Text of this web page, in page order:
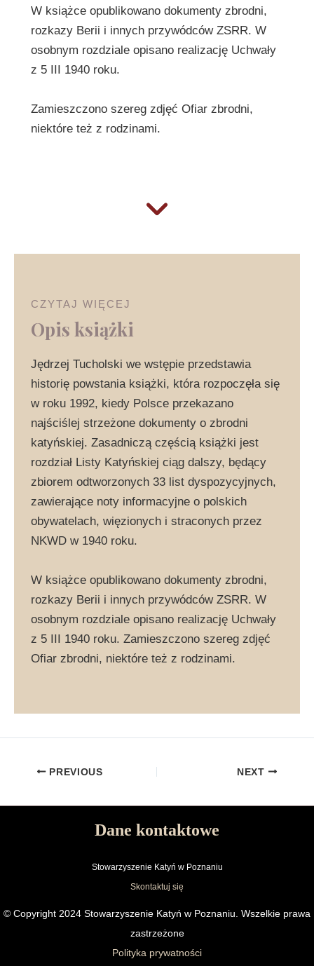
W książce opublikowano dokumenty zbrodni,
rozkazy Berii i innych przywódców ZSRR. W
osobnym rozdziale opisano realizację Uchwały
z 5 III 1940 roku.
Zamieszczono szereg zdjęć Ofiar zbrodni,
niektóre też z rodzinami.
CZYTAJ WIĘCEJ
Opis książki
Jędrzej Tucholski we wstępie przedstawia
historię powstania książki, która rozpoczęła się
w roku 1992, kiedy Polsce przekazano
najściślej strzeżone dokumenty o zbrodni
katyńskiej. Zasadniczą częścią książki jest
rozdział Listy Katyńskiej ciąg dalszy, będący
zbiorem odtworzonych 33 list dyspozycyjnych,
zawierające noty informacyjne o polskich
obywatelach, więzionych i straconych przez
NKWD w 1940 roku.
W książce opublikowano dokumenty zbrodni,
rozkazy Berii i innych przywódców ZSRR. W
osobnym rozdziale opisano realizację Uchwały
z 5 III 1940 roku. Zamieszczono szereg zdjęć
Ofiar zbrodni, niektóre też z rodzinami.
PREVIOUS NEXT
Dane kontaktowe
Stowarzyszenie Katyń w Poznaniu
Skontaktuj się
© Copyright 2024 Stowarzyszenie Katyń w Poznaniu. Wszelkie prawa
zastrzeżone
Polityka prywatności